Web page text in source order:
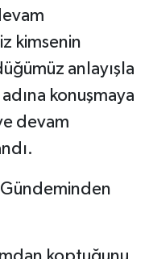
kimsenin
anlayışla
konuşmaya
devam